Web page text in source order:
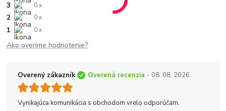
3 0 x
2 0 x
1 0 x
Ako overíme hodnotenie?
Overený zákazník Overená recenzia - 08. 08. 2026
Vynikajúca komunikácia s obchodom vrelo odporúčam.